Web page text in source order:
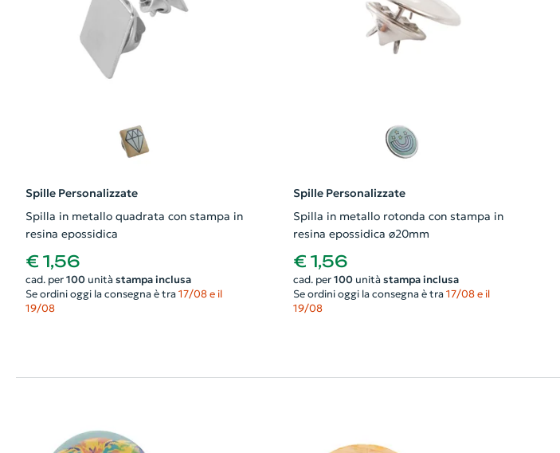
Spille Personalizzate
Spilla in metallo quadrata con stampa in
resina epossidica
€ 1,56
cad. per 100unità stampa inclusa
Se ordini oggi la consegna è tra 17/08 e il
19/08
Spille Personalizzate
Spilla in metallo rotonda con stampa in
resina epossidica ø20mm
€ 1,56
cad. per 100unità stampa inclusa
Se ordini oggi la consegna è tra 17/08 e il
19/08